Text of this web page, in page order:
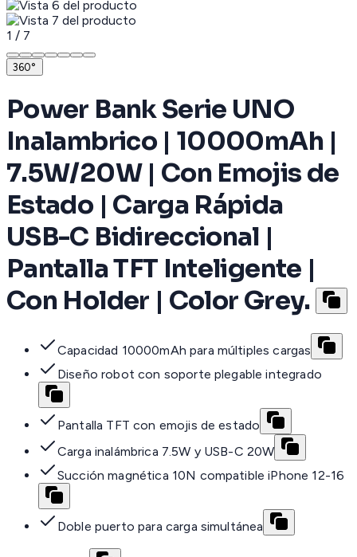
1 / 7
360°
Power Bank Serie UNO
Inalambrico | 10000mAh |
7.5W/20W | Con Emojis de
Estado | Carga Rápida
USB-C Bidireccional |
Pantalla TFT Inteligente |
Con Holder | Color Grey.
Capacidad 10000mAh para múltiples cargas
Diseño robot con soporte plegable integrado
Pantalla TFT con emojis de estado
Carga inalámbrica 7.5W y USB-C 20W
Succión magnética 10N compatible iPhone 12-16
Doble puerto para carga simultánea